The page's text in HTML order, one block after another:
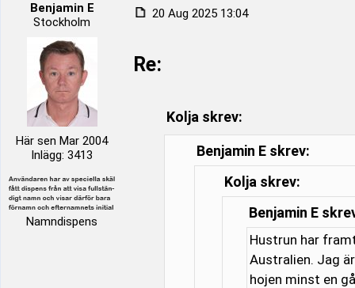
Benjamin E
Stockholm
Här sen Mar 2004
Inlägg: 3413
Namndispens
20 Aug 2025 13:04
Re:
Kolja skrev:
Benjamin E skrev:
Kolja skrev:
Benjamin E
Hustrun har
Australien. Jag
hojen minst en